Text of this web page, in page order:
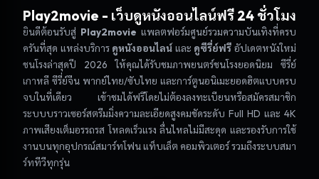
Play2movie - เว็บดูหนังออนไลน์ฟรี 24 ชั่วโมง
ยินดีต้อนรับสู่ Play2movie แพลตฟอร์มศูนย์รวมความบันเทิงที่ครบ
ครันที่สุด แหล่งบริการ ดูหนังออนไลน์ และ ดูซีรี่ย์ฟรี อัปเดตหนังใหม่
ชนโรงล่าสุดปี 2026 ให้คุณได้รับชมภาพยนตร์ชนโรงยอดนิยม ซีรี่ย์
เกาหลี ซีรี่ย์จีน พากย์ไทย/ซับไทย และการ์ตูนอนิเมะยอดฮิตแบบครบ
จบในที่เดียว เข้าชมได้ฟรีโดยไม่ต้องลงทะเบียนหรือสมัครสมาชิก
ระบบบราวเซอร์สตรีมมิ่งความละเอียดสูงคมชัดระดับ Full HD และ 4K
ภาพเสียงเต็มอรรถรส โหลดเร็วแรง ลื่นไหลไม่มีสะดุด และรองรับการใช้
งานบนทุกอุปกรณ์สมาร์ทโฟน แท็บเล็ต คอมพิวเตอร์ รวมถึงระบบสมา
ร์ททีวีทุกรุ่น